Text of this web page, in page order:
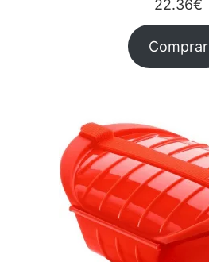
22.36€
Comprar